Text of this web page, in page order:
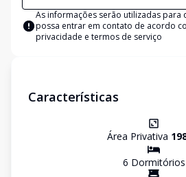
As informações serão utilizadas para
possa entrar em contato de acordo
privacidade e termos de serviço
Características
Área Privativa
6 Dormitórios